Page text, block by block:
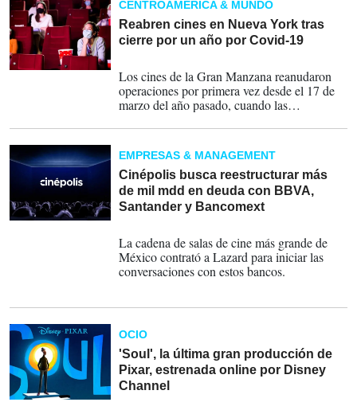
CENTROAMÉRICA & MUNDO
Reabren cines en Nueva York tras
cierre por un año por Covid-19
Los cines de la Gran Manzana reanudaron
operaciones por primera vez desde el 17 de
marzo del año pasado, cuando las
Covid-19
EMPRESAS & MANAGEMENT
Cinépolis busca reestructurar más
de mil mdd en deuda con BBVA,
Santander y Bancomext
La cadena de salas de cine más grande de
México contrató a Lazard para iniciar las
conversaciones con estos bancos.
OCIO
'Soul', la última gran producción de
Pixar, estrenada online por Disney
Channel